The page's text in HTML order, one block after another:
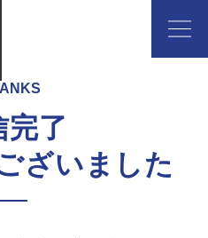
完了
ざいました